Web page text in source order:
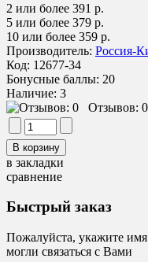
2 или более 391 р.
5 или более 379 р.
10 или более 359 р.
Производитель: Россия-
Код: 12677-34
Бонусные баллы: 20
Наличие: 3
Отзывов: 0
в закладки
сравнение
Быстрый заказ
Пожалуйста, укажите
могли связаться с Вами